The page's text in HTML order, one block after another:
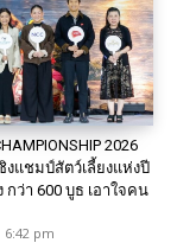
2026
แชมป์สัตว์เลี้ยงแห่งปี
กว่า 600 บูธ เอาใจคน
pm